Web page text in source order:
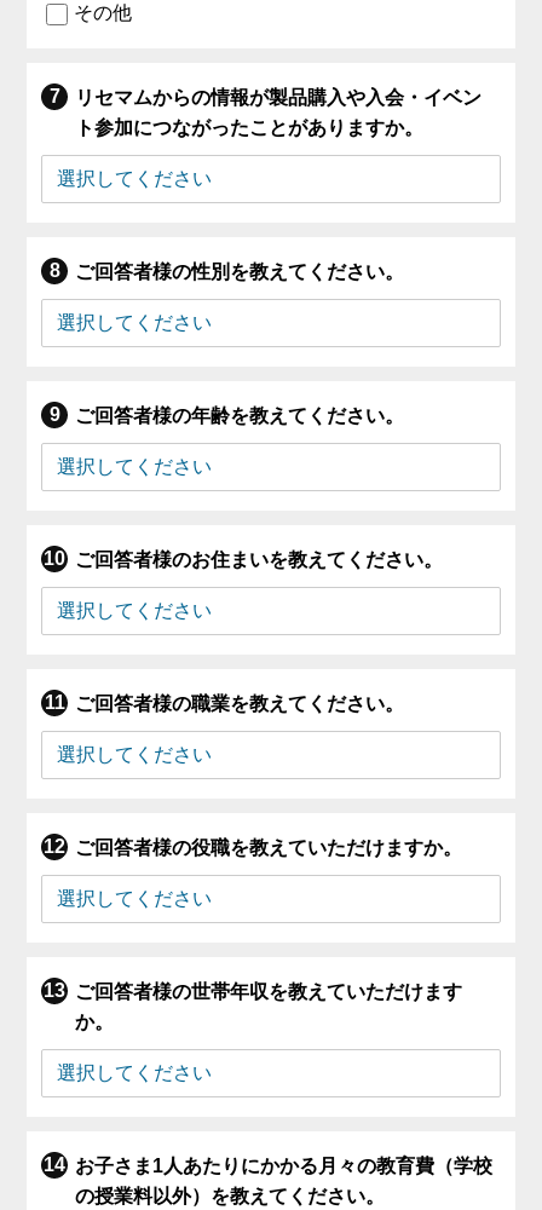
その他
リセマムからの情報が製品購入や入会・イベン
ト参加につながったことがありますか。
ご回答者様の性別を教えてください。
ご回答者様の年齢を教えてください。
ご回答者様のお住まいを教えてください。
ご回答者様の職業を教えてください。
ご回答者様の役職を教えていただけますか。
ご回答者様の世帯年収を教えていただけます
か。
お子さま1人あたりにかかる月々の教育費（学校
の授業料以外）を教えてください。